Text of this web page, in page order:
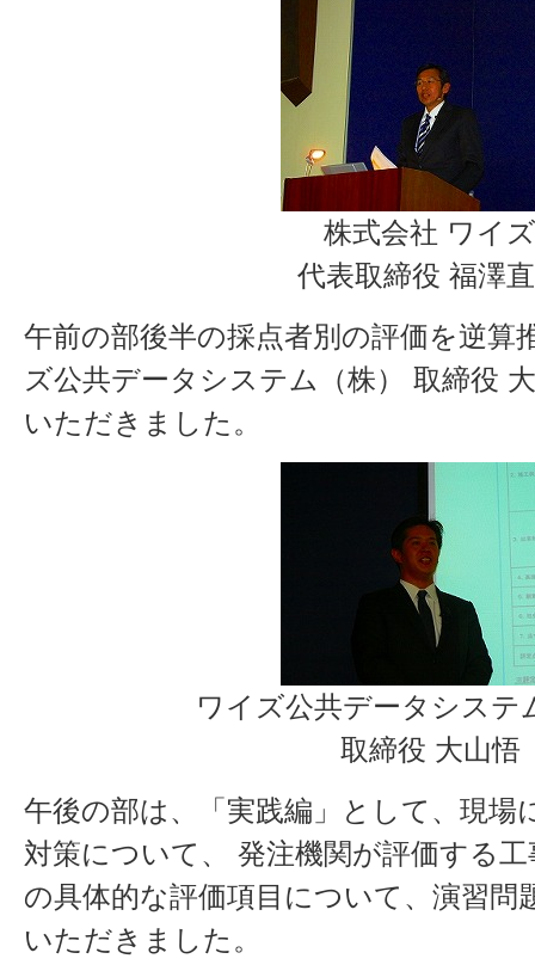
株式会社 ワイズ
代表取締役 福澤
午前の部後半の採点者別の評価を逆算
ズ公共データシステム（株） 取締役
いただきました。
ワイズ公共データシステ
取締役 大山悟
午後の部は、「実践編」として、現場
対策について、 発注機関が評価する
の具体的な評価項目について、演習問
いただきました。